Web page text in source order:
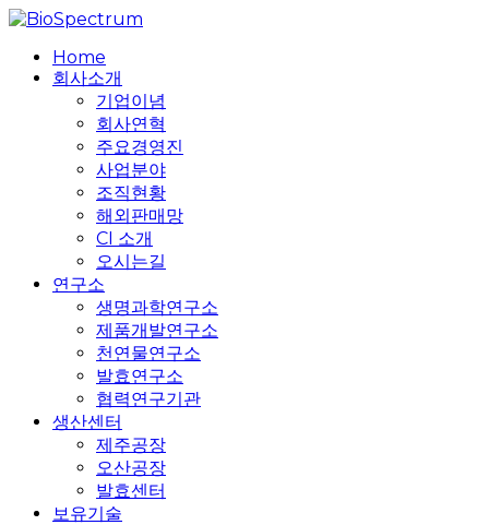
Skip
main
content
search
MenuHome
회사소개
기업이념
회사연혁
주요경영진
사업분야
조직현황
해외판매망
CI 소개
오시는길
연구소
생명과학연구소
제품개발연구소
천연물연구소
발효연구소
협력연구기관
생산센터
제주공장
오산공장
발효센터
보유기술